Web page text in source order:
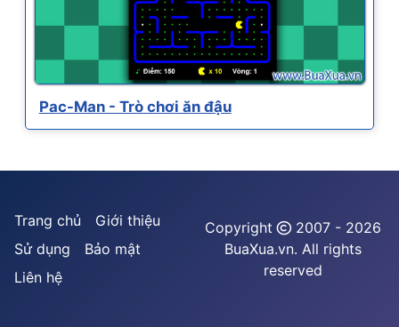
Pac-Man - Trò chơi ăn đậu
Trang chủ
Giới thiệu
Sử dụng
Bảo mật
Liên hệ
Copyright
2007 - 2026
BuaXua.vn. All rights
reserved